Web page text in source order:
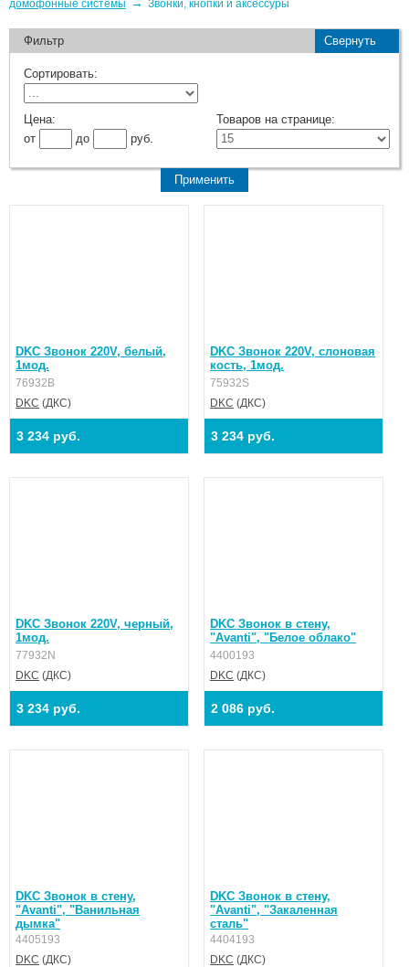
домофонные системы
Звонки, кнопки и аксессуры
Фильтр Свернуть
Сортировать:
Цена:
от
до руб.
Товаров на странице:
DKC Звонок 220V, белый,
1мод.
76932B
DKC (ДКС)
3 234 руб.
DKC Звонок 220V, слоновая
кость, 1мод.
75932S
DKC (ДКС)
3 234 руб.
DKC Звонок 220V, черный,
1мод.
77932N
DKC (ДКС)
3 234 руб.
DKC Звонок в стену,
"Avanti", "Белое облако"
4400193
DKC (ДКС)
2 086 руб.
DKC Звонок в стену,
"Avanti", "Ванильная
дымка"
4405193
DKC (ДКС)
DKC Звонок в стену,
"Avanti", "Закаленная
сталь"
4404193
DKC (ДКС)